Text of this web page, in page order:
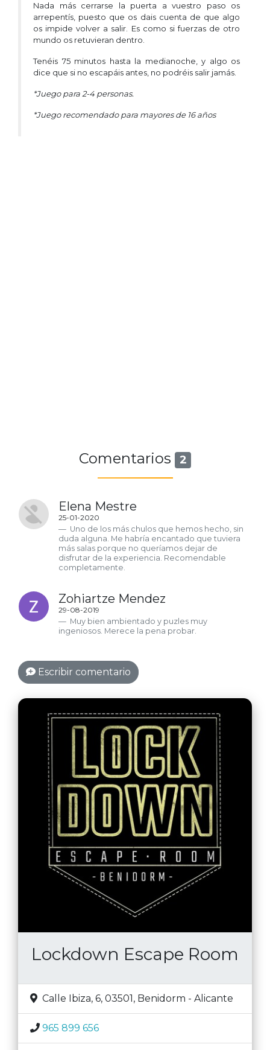
Nada más cerrarse la puerta a vuestro paso os
arrepentís, puesto que os dais cuenta de que algo
os impide volver a salir. Es como si fuerzas de otro
mundo os retuvieran dentro.
Tenéis 75 minutos hasta la medianoche, y algo os
dice que si no escapáis antes, no podréis salir jamás.
*Juego para 2-4 personas.
*Juego recomendado para mayores de 16 años
Comentarios 2
Elena Mestre
25-01-2020
Uno de los más chulos que hemos hecho, sin
duda alguna. Me habría encantado que tuviera
más salas porque no queríamos dejar de
disfrutar de la experiencia. Recomendable
completamente.
Zohiartze Mendez
29-08-2019
Muy bien ambientado y puzles muy
ingeniosos. Merece la pena probar.
Escribir comentario
Lockdown Escape Room
Calle Ibiza, 6, 03501, Benidorm - Alicante
965 899 656